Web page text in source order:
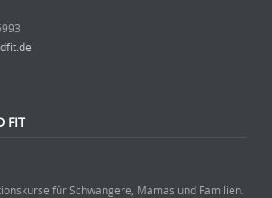
FIT
für Schwangere, Mamas und Familien.